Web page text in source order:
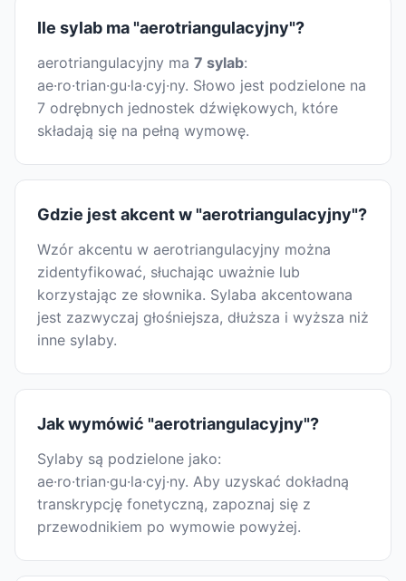
Ile sylab ma "aerotriangulacyjny"?
aerotriangulacyjny ma 7 sylab:
ae·ro·trian·gu·la·cyj·ny. Słowo jest podzielone na
7 odrębnych jednostek dźwiękowych, które
składają się na pełną wymowę.
Gdzie jest akcent w "aerotriangulacyjny"?
Wzór akcentu w aerotriangulacyjny można
zidentyfikować, słuchając uważnie lub
korzystając ze słownika. Sylaba akcentowana
jest zazwyczaj głośniejsza, dłuższa i wyższa niż
inne sylaby.
Jak wymówić "aerotriangulacyjny"?
Sylaby są podzielone jako:
ae·ro·trian·gu·la·cyj·ny. Aby uzyskać dokładną
transkrypcję fonetyczną, zapoznaj się z
przewodnikiem po wymowie powyżej.